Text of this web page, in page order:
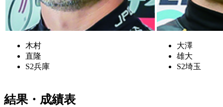
木村
直隆
S2兵庫
大澤
雄大
S2埼玉
結果・成績表